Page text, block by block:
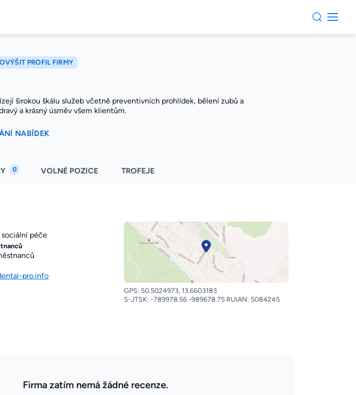
PROFIL FIRMY
širokou škálu služeb včetně preventivních prohlídek, bělení zubů a
a krásný úsměv všem klientům.
NABÍDEK
0 VOLNÉ POZICE TROFEJE
péče
pro.info
GPS: 50.5024973, 13.6603183
S-JTSK: -789978.56 -989678.75 RUIAN: 5084245
Firma zatím nemá žádné recenze.